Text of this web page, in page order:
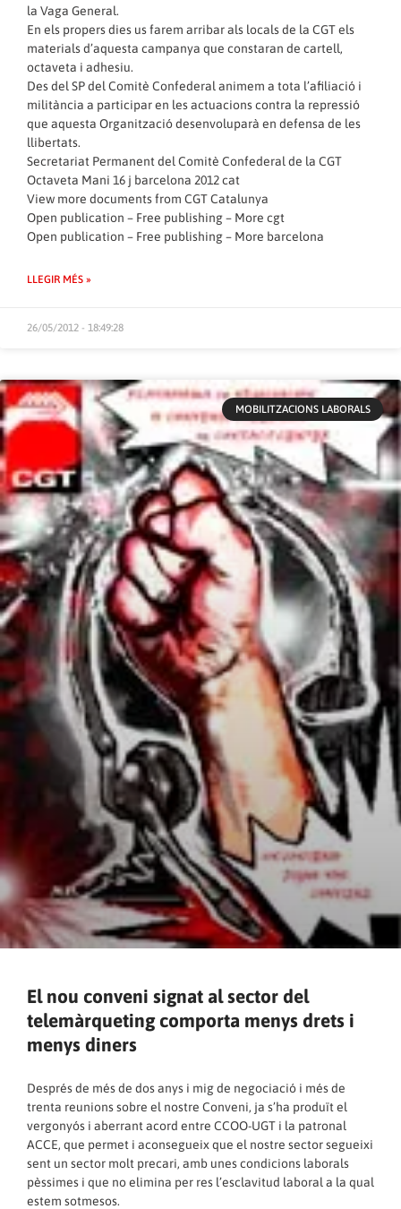
la Vaga General.
En els propers dies us farem arribar als locals de la CGT els
materials d’aquesta campanya que constaran de cartell,
octaveta i adhesiu.
Des del SP del Comitè Confederal animem a tota l’afiliació i
militància a participar en les actuacions contra la repressió
que aquesta Organització desenvoluparà en defensa de les
llibertats.
Secretariat Permanent del Comitè Confederal de la CGT
Octaveta Mani 16 j barcelona 2012 cat
View more documentsfrom CGT Catalunya
Open publication – Free publishing– More cgt
Open publication – Free publishing– More barcelona
LLEGIR MÉS »
26/05/2012 - 18:49:28
MOBILITZACIONS LABORALS
El nou conveni signat al sector del
telemàrqueting comporta menys drets i
menys diners
Després de més de dos anys i mig de negociació i més de
trenta reunions sobre el nostre Conveni, ja s’ha produït el
vergonyós i aberrant acord entre CCOO-UGT i la patronal
ACCE, que permet i aconsegueix que el nostre sector segueixi
sent un sector molt precari, amb unes condicions laborals
pèssimes i que no elimina per res l’esclavitud laboral a la qual
estem sotmesos.